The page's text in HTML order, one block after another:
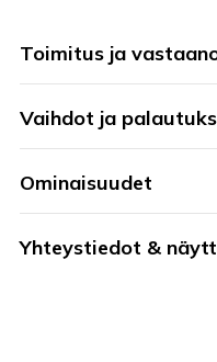
Toimitus ja
Vaihdot ja
Ominaisuudet
Yhteystiedot &